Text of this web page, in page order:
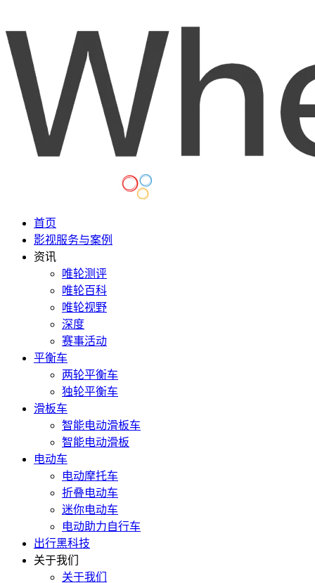
首页
影视服务与案例
资讯
唯轮测评
唯轮百科
唯轮视野
深度
赛事活动
平衡车
两轮平衡车
独轮平衡车
滑板车
智能电动滑板车
智能电动滑板
电动车
电动摩托车
折叠电动车
迷你电动车
电动助力自行车
出行黑科技
关于我们
关于我们